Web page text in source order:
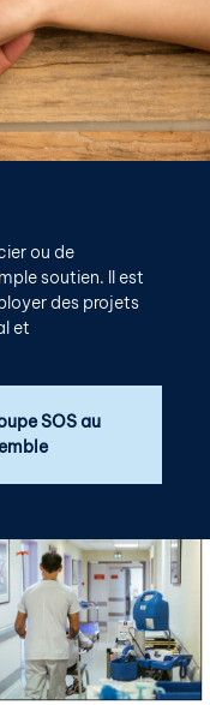
ou de
soutien. Il est
des projets
et
SOS au